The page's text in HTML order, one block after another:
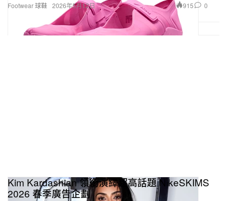
Footwear 球鞋 2026年5月12日 915 0
Kim Kardashian 領銜演繹超高話題 NikeSKIMS
2026 春季廣告企劃